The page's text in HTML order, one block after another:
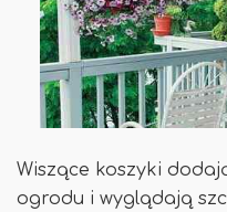
Wiszące koszyki
ogrodu i wyglądają